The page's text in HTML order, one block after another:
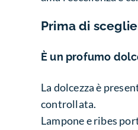
Prima di
È un profumo
La dolcezza è
controllata.
Lampone e ribes